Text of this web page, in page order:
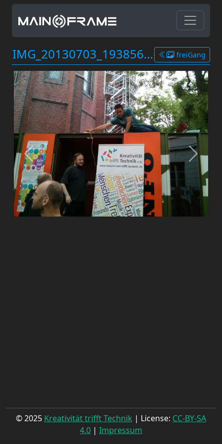
IMG_20130703_193856.JPG freiGang
© 2025 Kreativität trifft Technik | License: CC-BY-SA
4.0 | Impressum